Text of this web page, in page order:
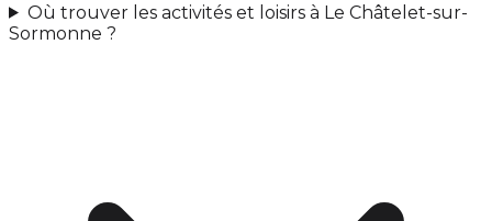
Où trouver les activités et loisirs à Le Châtelet-sur-
Sormonne ?